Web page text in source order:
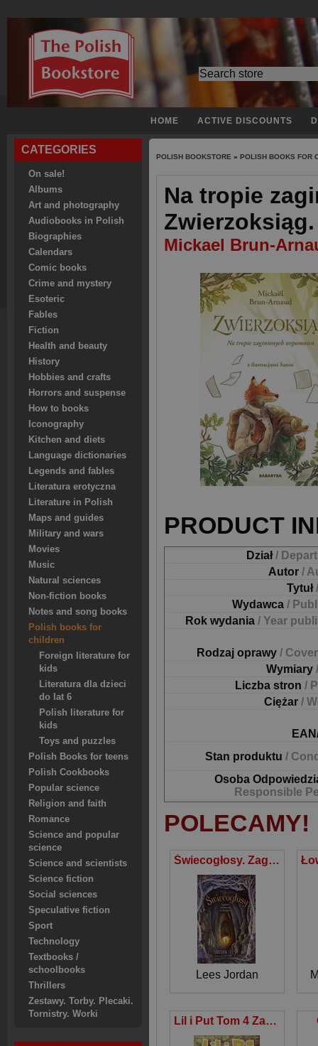
HOME ACTIVE DISCOUNTS
CATEGORIES
On sale!
Albums
Art and photography
Audiobooks in Polish
Biographies
Calendars
Comic books
Crime and mystery
Esoteric
Fables
Fiction
Health and beauty
History
Hobbies and crafts
Horrors and suspense
How to books
Iconography
Kitchen and diets
Language dictionaries
Legends and fables
Literatura erotyczna
Literature in Polish
Maps and guides
Military and wars
Movies
Music
Natural sciences
Non-fiction books
Notes and song books
Polish books for
children
Foreign literature for
kids
Literatura dla dzieci
do lat 6
Polish literature for
kids
Toys and puzzles
Polish Books for teens
Polish Cookbooks
Popular science
Religion and faith
Romance
Science and popular
science
Science and scientists
Science fiction
Social sciences
Speculative fiction
Sport
Technology
Textbooks /
schoolbooks
Thrillers
Zestawy. Torby. Plecaki.
Tornistry. Worki
POLISH BOOKSTORE » POLISH BOOKS FOR
Na tropie
Mickael Brun-
PRODUCT
Dział/
Autor /
Tytuł
Wydawca /
Rok wydania / Year
Rodzaj oprawy /
Wymiary
Liczba stron /
Ciężar /
Stan produktu /
Osoba
Responsible
POLECAMY!
Świecogłosy. Zagubieni i odnalezieni w labiryncie
Lees Jordan
Lil i Put Tom 4 Zawodowi bumelanci